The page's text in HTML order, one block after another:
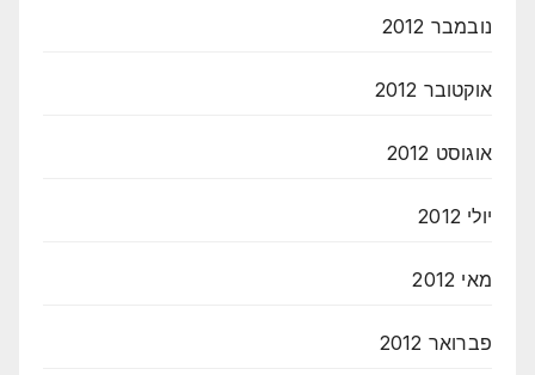
נובמבר 2012
אוקטובר 2012
אוגוסט 2012
יולי 2012
מאי 2012
פברואר 2012